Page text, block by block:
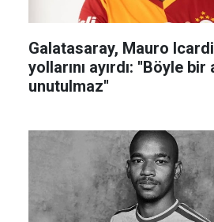
Galatasaray, Mauro
yollarını ayırdı: ''Böyle bir
unutulmaz''